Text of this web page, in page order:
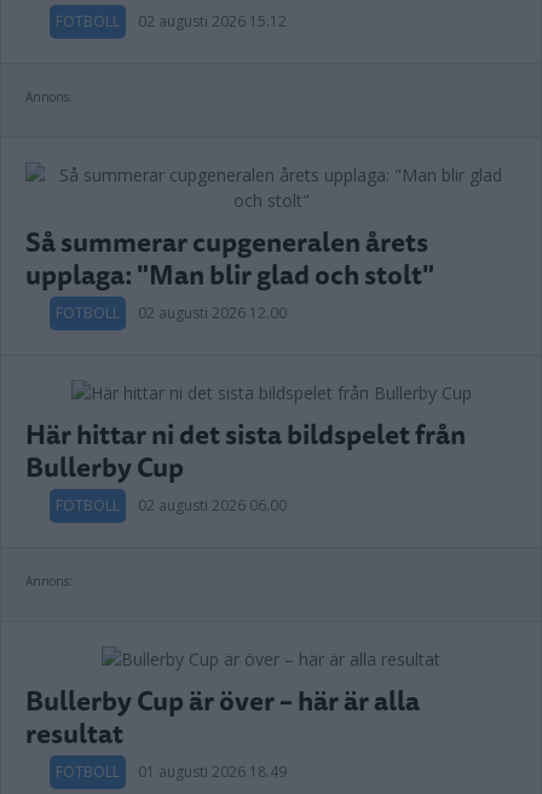
FOTBOLL 02 augusti 2026 15.12
Annons:
Så summerar cupgeneralen årets
upplaga: "Man blir glad och stolt"
FOTBOLL 02 augusti 2026 12.00
Här hittar ni det sista bildspelet från
Bullerby Cup
FOTBOLL 02 augusti 2026 06.00
Annons:
Bullerby Cup är över – här är alla
resultat
FOTBOLL 01 augusti 2026 18.49